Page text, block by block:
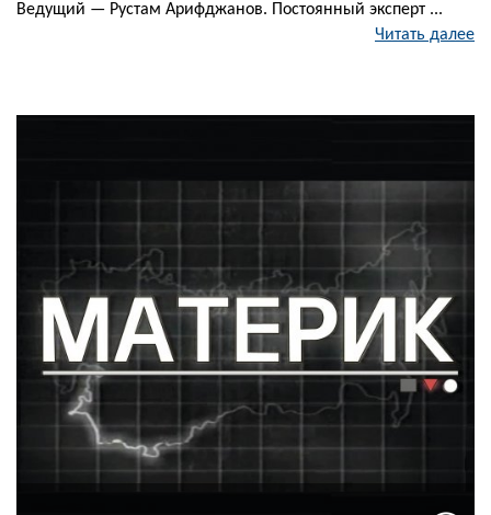
Ведущий — Рустам Арифджанов. Постоянный эксперт ...
Читать далее